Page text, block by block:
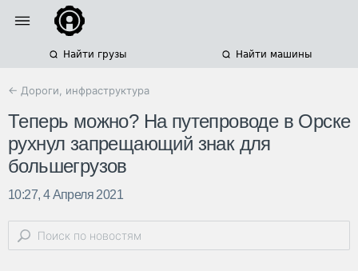
Найти грузы Найти машины
← Дороги, инфраструктура
Теперь можно? На путепроводе в Орске
рухнул запрещающий знак для
большегрузов
10:27, 4 Апреля 2021